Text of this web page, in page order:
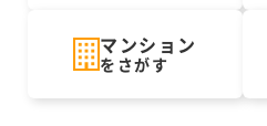
マンション
をさがす